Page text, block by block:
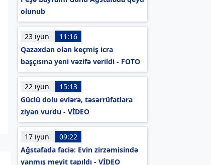
olunub
23 iyun
11:16
Qazaxdan olan keçmiş icra
başçısına yeni vəzifə verildi - FOTO
22 iyun
15:13
Güclü dolu evlərə, təsərrüfatlara
ziyan vurdu - VİDEO
17 iyun
09:22
Ağstafada faciə: Evin zirzəmisində
yanmış meyit tapıldı - VİDEO